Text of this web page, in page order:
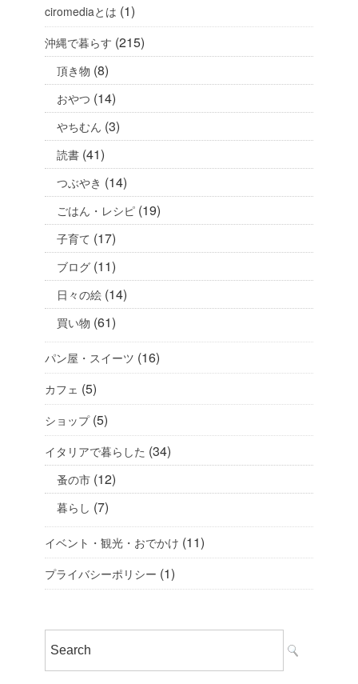
ciromediaとは (1)
沖縄で暮らす (215)
頂き物 (8)
おやつ (14)
やちむん (3)
読書 (41)
つぶやき (14)
ごはん・レシピ (19)
子育て (17)
ブログ (11)
日々の絵 (14)
買い物 (61)
パン屋・スイーツ (16)
カフェ (5)
ショップ(5)
イタリアで暮らした (34)
蚤の市 (12)
暮らし (7)
イベント・観光・おでかけ (11)
プライバシーポリシー (1)